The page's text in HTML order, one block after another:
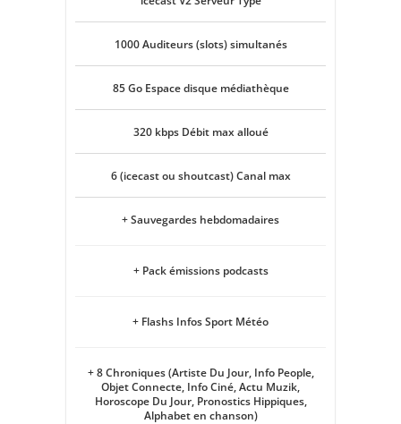
1000 Auditeurs (slots) simultanés
85 Go Espace disque médiathèque
320 kbps Débit max alloué
6 (icecast ou shoutcast) Canal max
+ Sauvegardes hebdomadaires
+ Pack émissions podcasts
+ Flashs Infos Sport Météo
+ 8 Chroniques (Artiste Du Jour, Info People,
Objet Connecte, Info Ciné, Actu Muzik,
Horoscope Du Jour, Pronostics Hippiques,
Alphabet en chanson)